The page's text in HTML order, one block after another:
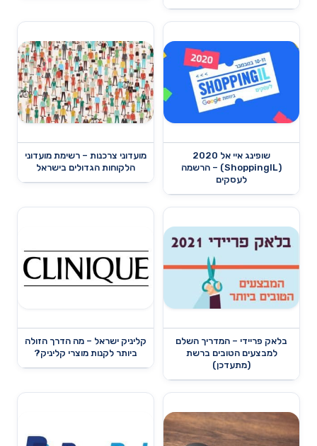
שופינג איי אל 2020
(ShoppingIL) – הרשמה
לעסקים
מועדוני צרכנות – רשימת מועדוני
הלקוחות הגדולים בישראל
בלאק פריידי – המדריך השלם
למבצעים הטובים ברשת
(מתעדכן)
קליניק ישראל – מה הדרך הזולה
ביותר לקנות מוצרי קליניק?